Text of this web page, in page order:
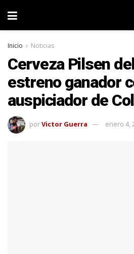
Inicio Noticias
Cerveza Pilsen
estreno ganador
auspiciador de
porVictor Guerra enero 4,